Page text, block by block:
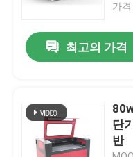
파이버 레이저 절단
이산화탄소 래이저
금속 래이저 커팅 머신
가
최고의 가격
단
반